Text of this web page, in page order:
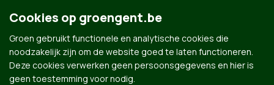
Nazomerfeest 2026
Cookies op groengent.be
Groen gebruikt functionele en analytische cookies die
noodzakelijk zijn om de website goed te laten functioneren.
Deze cookies verwerken geen persoonsgegevens en hier is
geen toestemming voor nodig.